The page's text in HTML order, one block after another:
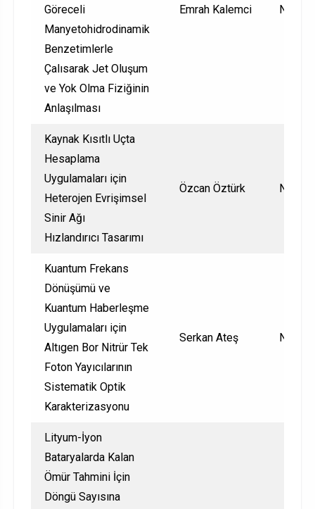
Göreceli
Manyetohidrodinamik
Benzetimlerle
Çalısarak Jet Oluşum
ve Yok Olma Fiziğinin
Anlaşılması
Emrah Kalemci
Kaynak Kısıtlı Uçta
Hesaplama
Uygulamaları için
Heterojen Evrişimsel
Sinir Ağı
Hızlandırıcı Tasarımı
Özcan Öztürk
Kuantum Frekans
Dönüşümü ve
Kuantum Haberleşme
Uygulamaları için
Altıgen Bor Nitrür Tek
Foton Yayıcılarının
Sistematik Optik
Karakterizasyonu
Serkan Ateş
Lityum-İyon
Bataryalarda Kalan
Ömür Tahmini İçin
Döngü Sayısına